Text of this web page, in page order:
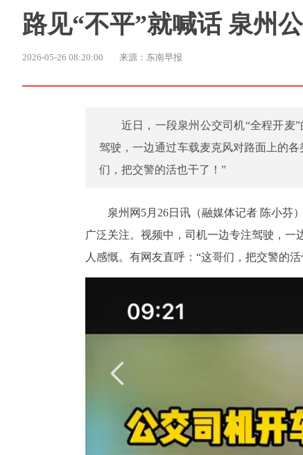
路见“不平”就喊话 泉州
2026-05-26 08:20:00 来源：东南早报
近日，一段泉州公交司机“全程开麦
驾驶，一边通过车载麦克风对路面上的
们，把交警的活也干了！”
泉州网5月26日讯（融媒体记者 陈小芬
广泛关注。视频中，司机一边专注驾驶，一
人感慨。有网友直呼：“这哥们，把交警的